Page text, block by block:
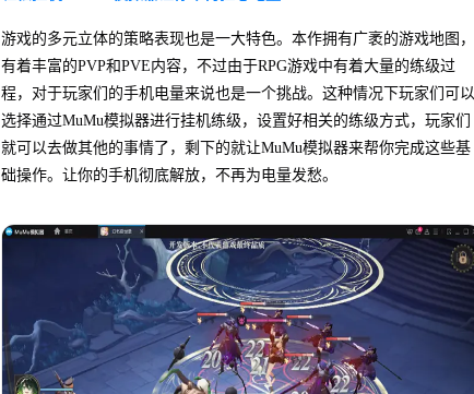
游戏的多元立体的策略表现也是一大特色。本作拥有广袤的游戏地图，
有着丰富的PVP和PVE内容，不过由于RPG游戏中有着大量的练级过
程，对于玩家们的手机电量来说也是一个挑战。这种情况下玩家们可以
选择通过MuMu模拟器进行挂机练级，设置好相关的练级方式，玩家们
就可以去做其他的事情了，剩下的就让MuMu模拟器来帮你完成这些基
础操作。让你的手机彻底解放，不再为电量发愁。